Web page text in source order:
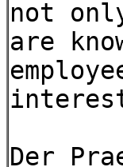
not
are
Der